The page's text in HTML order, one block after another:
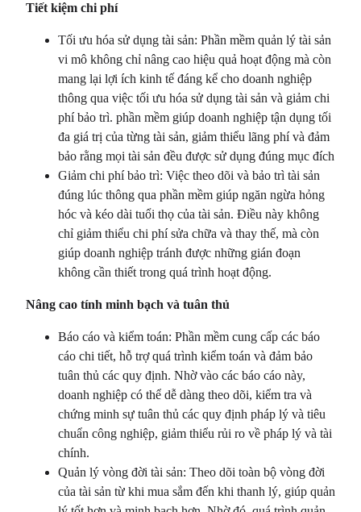
Tiết kiệm chi phí
Tối ưu hóa sử dụng tài sản: Phần mềm quản lý tài sản
vi mô không chỉ nâng cao hiệu quả hoạt động mà còn
mang lại lợi ích kinh tế đáng kể cho doanh nghiệp
thông qua việc tối ưu hóa sử dụng tài sản và giảm chi
phí bảo trì. phần mềm giúp doanh nghiệp tận dụng tối
đa giá trị của từng tài sản, giảm thiểu lãng phí và đảm
bảo rằng mọi tài sản đều được sử dụng đúng mục đích
Giảm chi phí bảo trì: Việc theo dõi và bảo trì tài sản
đúng lúc thông qua phần mềm giúp ngăn ngừa hỏng
hóc và kéo dài tuổi thọ của tài sản. Điều này không
chỉ giảm thiểu chi phí sửa chữa và thay thế, mà còn
giúp doanh nghiệp tránh được những gián đoạn
không cần thiết trong quá trình hoạt động.
Nâng cao tính minh bạch và tuân thủ
Báo cáo và kiểm toán: Phần mềm cung cấp các báo
cáo chi tiết, hỗ trợ quá trình kiểm toán và đảm bảo
tuân thủ các quy định. Nhờ vào các báo cáo này,
doanh nghiệp có thể dễ dàng theo dõi, kiểm tra và
chứng minh sự tuân thủ các quy định pháp lý và tiêu
chuẩn công nghiệp, giảm thiểu rủi ro về pháp lý và tài
chính.
Quản lý vòng đời tài sản: Theo dõi toàn bộ vòng đời
của tài sản từ khi mua sắm đến khi thanh lý, giúp quản